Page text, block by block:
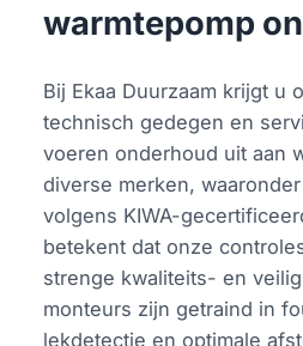
warmtepomp
Bij Ekaa Duurzaam krijgt u
technisch gedegen en
voeren onderhoud uit aan
diverse merken,
volgens KIWA-
betekent dat onze
strenge kwaliteits- en
monteurs zijn getraind in
lekdetectie en optimale